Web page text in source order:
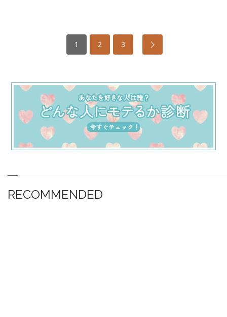
1 2 3
RECOMMENDED